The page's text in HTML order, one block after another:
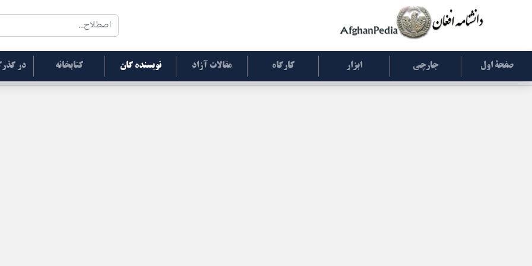
صفحۀ اول جارچی ابزار کارگاه مقالات آزاد نویسنده گان کتابخانه در